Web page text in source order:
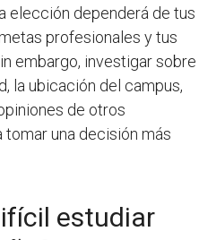
elección dependerá de tus
profesionales y tus
embargo, investigar sobre
la ubicación del campus,
de otros
una decisión más
estudiar